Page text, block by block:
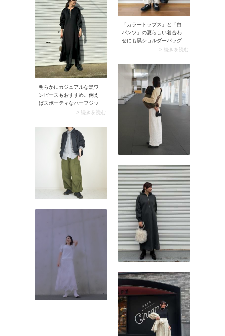
ドたっぷり。素材はツイー
ドやヘリンボーンなどクラ
シカルなものに注目が集ま
っています。
「カラートップス」と「白
パンツ」の夏らしい着合わ
せにも黒ショルダーバッグ
がぴったり。締め色である
さが加わります。
> 続きを読む
明らかにカジュアルな黒ワ
ンピースもおすすめ。例え
ばスポーティなハーフジッ
プデザインや、ゆるっとし
かな雰囲気が持ち味。喪服
のイメージがなくタウンユ
ースにマッチします。ゴツ
めのブーツやスニーカーを
履くとなおヨシです。
> 続きを読む